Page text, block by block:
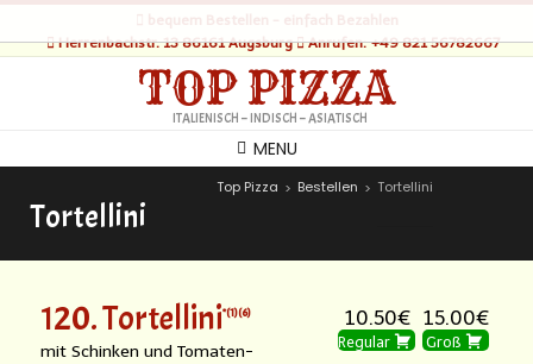
Herrenbachstr. 13 86161 Augsburg
Anrufen: +49 821 56782667
TOP PIZZA
ITALIENISCH – INDISCH – ASIATISCH
MENU
Tortellini
Top Pizza > Bestellen > Tortellini
120. Tortellini 1 6 10.50€
Regular
15.00€
Groß
mit Schinken und Tomaten-